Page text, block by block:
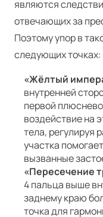
являются
отвечающих за
Поэтому упор в
следующих точках:
«Жёлтый
внутренней
первой
воздействие на
тела, регулируя
участка
вызванные
«Пересечение
4 пальца выше
заднему краю
точка для